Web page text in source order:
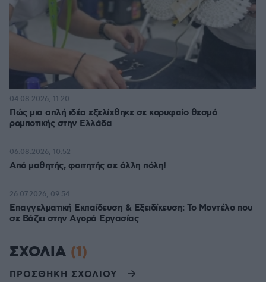
Πώς μια απλή ιδέα εξελίχθηκε σε κορυφαίο θεσμό
ρομποτικής στην Ελλάδα
04.08.2026, 11:20
Από μαθητής, φοιτητής σε άλλη πόλη!
06.08.2026, 10:52
Επαγγελματική Εκπαίδευση & Εξειδίκευση: Το Mοντέλο που
σε Bάζει στην Aγορά Eργασίας
26.07.2026, 09:54
ΣΧΟΛΙΑ (1)
ΠΡΟΣΘΗΚΗ ΣΧΟΛΙΟΥ